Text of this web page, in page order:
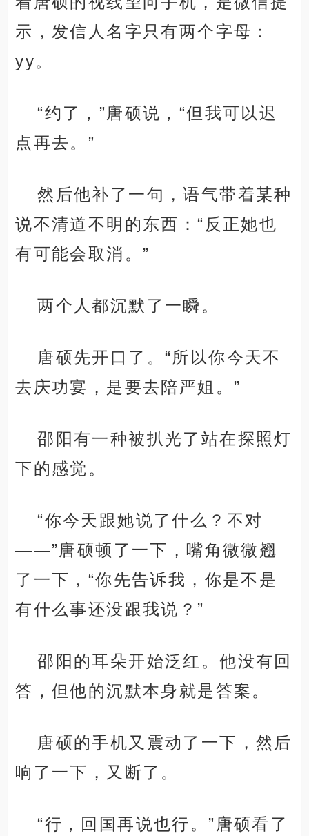
示，发信人名字只有两个字母：
yy。
“约了，”唐硕说，“但我可以迟
点再去。”
然后他补了一句，语气带着某种
说不清道不明的东西：“反正她也
有可能会取消。”
两个人都沉默了一瞬。
唐硕先开口了。“所以你今天不
去庆功宴，是要去陪严姐。”
邵阳有一种被扒光了站在探照灯
下的感觉。
“你今天跟她说了什么？不对
——”唐硕顿了一下，嘴角微微翘
了一下，“你先告诉我，你是不是
有什么事还没跟我说？”
邵阳的耳朵开始泛红。他没有回
答，但他的沉默本身就是答案。
唐硕的手机又震动了一下，然后
响了一下，又断了。
“行，回国再说也行。”唐硕看了